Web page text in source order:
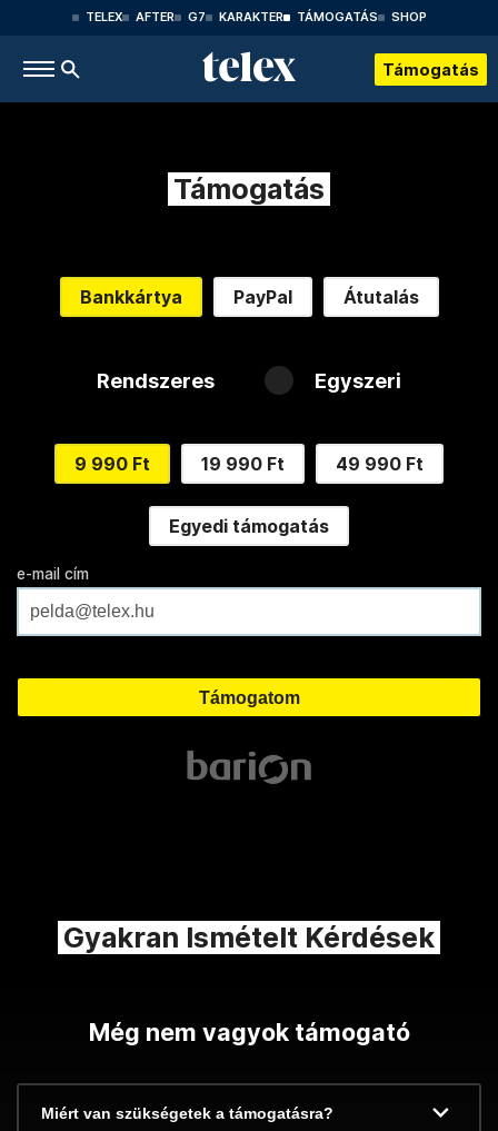
TELEX AFTER G7 KARAKTER TÁMOGATÁS SHOP
Támogatás
Támogatás
Bankkártya PayPal Átutalás
Rendszeres Egyszeri
9 990 Ft 19 990 Ft 49 990 Ft
Egyedi támogatás
e-mail cím
Gyakran Ismételt Kérdések
Még nem vagyok támogató
Miért van szükségetek a támogatásra?